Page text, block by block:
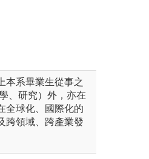
本系畢業生從事之
、研究）外，亦在
全球化、國際化的
跨領域、跨產業發